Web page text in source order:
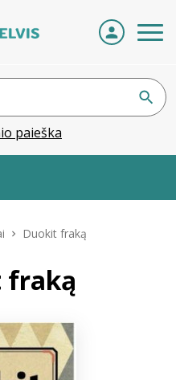
paieška
Duokit fraką
fraką